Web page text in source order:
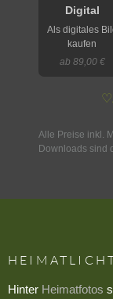
Digital
Als digitales
kaufen
ab 89,00 €
♡
Alle Preise inkl.
Downloads sind
Hinter Heimatfotos